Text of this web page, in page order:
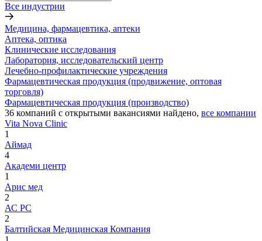
Все индустрии
Медицина, фармацевтика, аптеки
Аптека, оптика
Клинические исследования
Лаборатория, исследовательский центр
Лечебно-профилактические учреждения
Фармацевтическая продукция (продвижение, оптовая
торговля)
Фармацевтическая продукция (производство)
36 компаний с открытыми вакансиями найдено, все компании
Vita Nova Clinic
1
Аймад
4
Академи центр
1
Арис мед
2
АС РС
2
Балтийская Медицинская Компания